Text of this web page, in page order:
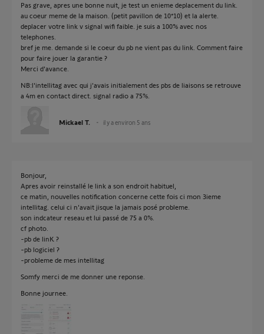
Pas grave, apres une bonne nuit, je test un enieme deplacement du link.
au coeur meme de la maison. (petit pavillon de 10*10) et la alerte.
deplacer votre link v signal wifi faible. je suis a 100% avec nos
telephones.
bref je me. demande si le coeur du pb ne vient pas du link. Comment faire
pour faire jouer la garantie ?
Merci d'avance.
NB:l'intellitag avec qui j'avais initialement des pbs de liaisons se retrouve
a 4m en contact direct. signal radio a 75%.
Mickael T. il y a environ 5 ans
Bonjour,
Apres avoir reinstallé le link a son endroit habituel,
ce matin, nouvelles notification concerne cette fois ci mon 3ieme
intellitag. celui ci n'avait jisque la jamais posé probleme.
son indcateur reseau et lui passé de 75 a 0%.
cf photo.
-pb de linK ?
-pb logiciel ?
-probleme de mes intellitag
Somfy merci de me donner une reponse.
Bonne journee.